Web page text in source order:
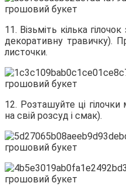
11. Візьміть кілька
декоративну травичку).
листочки.
12. Розташуйте ці
на свій розсуд і смак).